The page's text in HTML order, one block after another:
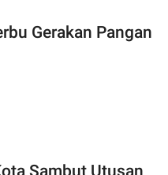
Gerakan Pangan